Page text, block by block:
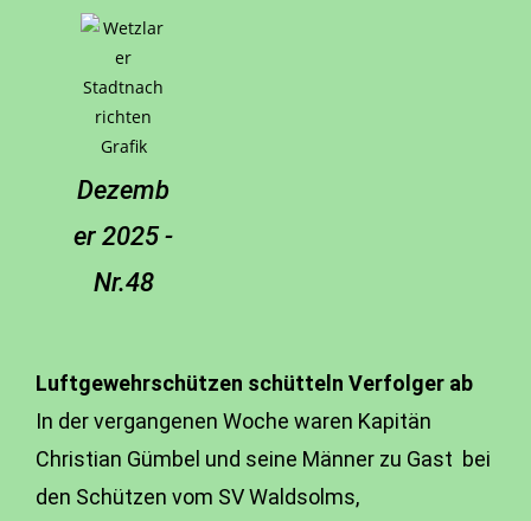
Dezemb
er 2025 -
Nr.48
Luftgewehrschützen schütteln Verfolger ab
In der vergangenen Woche waren Kapitän
Christian Gümbel und seine Männer zu Gast bei
den Schützen vom SV Waldsolms,